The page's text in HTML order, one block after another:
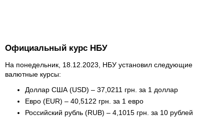
Официальный курс НБУ
На понедельник, 18.12.2023, НБУ установил следующие
валютные курсы:
Доллар США (USD) – 37,0211 грн. за 1 доллар
Евро (EUR) – 40,5122 грн. за 1 евро
Российский рубль (RUB) – 4,1015 грн. за 10 рублей